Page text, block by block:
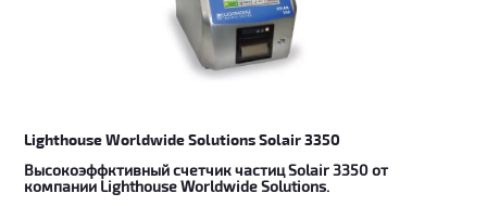
Lighthouse Worldwide Solutions Solair 3350
Высокоэффктивный счетчик частиц Solair 3350 от
компании Lighthouse Worldwide Solutions.